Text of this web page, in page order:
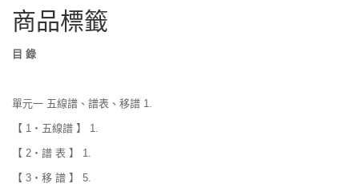
商品標籤
目 錄
單元一 五線譜、譜表、移譜 1.
【 1‧五線譜 】 1.
【 2‧譜 表 】 1.
【 3‧移 譜 】 5.